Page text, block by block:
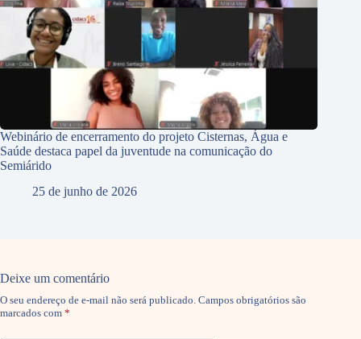
Webinário de encerramento do projeto Cisternas, Água e
Saúde destaca papel da juventude na comunicação do
Semiárido
25 de junho de 2026
Deixe um comentário
O seu endereço de e-mail não será publicado. Campos obrigatórios são
marcados com *